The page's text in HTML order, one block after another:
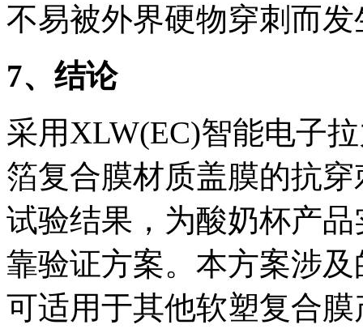
不易被外界硬物穿刺而
7、结论
采用XLW(EC)智能电子
箔复合膜材质盖膜的抗
试验结果，为酸奶杯产
靠验证方案。本方案涉
可适用于其他软塑复合